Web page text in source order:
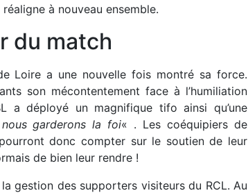
à nouveau ensemble.
du match
Loire a une nouvelle fois montré sa force.
son mécontentement face à l’humiliation
a déployé un magnifique tifo ainsi qu’une
garderons la foi« . Les coéquipiers de
donc compter sur le soutien de leur
de bien leur rendre !
gestion des supporters visiteurs du RCL. Au